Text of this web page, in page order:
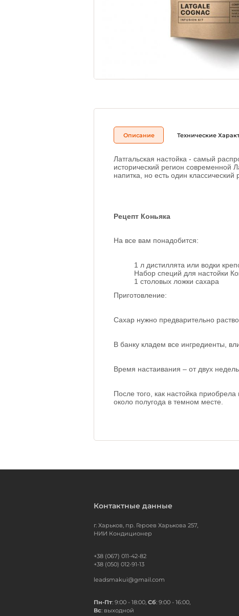
Описание Технические
Латгальская настойка - самый
исторический регион современной
напитка, но есть один
Рецепт Коньяка
На все вам понадобится:
1 л дистиллята или водки
Набор специй для настойки
1 столовых ложки сахара
Приготовление:
Сахар нужно предварительно
В банку кладем все ингредиенты,
Время настаивания – от двух
После того, как настойка
около полугода в темном месте.
Контактные данные
г. Харьков, пр. Героев Харькова 257,
НИИ Кондиционер
+38 (067) 011-42-82
+38 (050) 012-91-13
leadsmakui@gmail.com
Пн-Пт: 9:00 - 18:00, Сб: 9:00 - 16:00,
Вс: выходной